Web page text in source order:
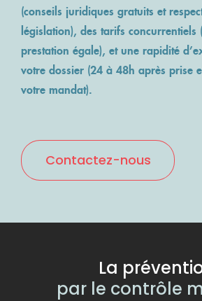
(conseils juridiques gratuits et
législation), des tarifs
prestation égale), et une rapidité
votre dossier (24 à 48h après prise
votre mandat).
Contactez-nous
La
par le contrôle